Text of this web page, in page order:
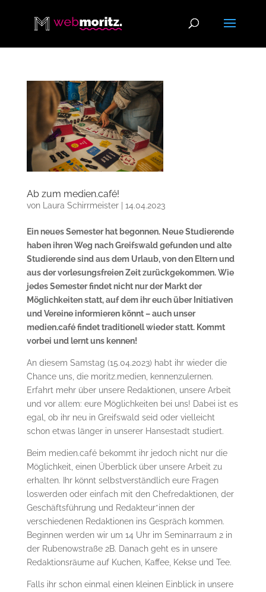
Ab zum medien.café!
von Laura Schirrmeister| 14.04.2023
Ein neues Semester hat begonnen. Neue Studierende
haben ihren Weg nach Greifswald gefunden und alte
Studierende sind aus dem Urlaub, von den Eltern und
aus der vorlesungsfreien Zeit zurückgekommen. Wie
jedes Semester findet nicht nur der Markt der
Möglichkeiten statt, auf dem ihr euch über Initiativen
und Vereine informieren könnt – auch unser
medien.café findet traditionell wieder statt. Kommt
vorbei und lernt uns kennen!
An diesem Samstag (15.04.2023) habt ihr wieder die
Chance uns, die moritz.medien, kennenzulernen.
Erfahrt mehr über unsere Redaktionen, unsere Arbeit
und vor allem: eure Möglichkeiten bei uns! Dabei ist es
egal, ob ihr neu in Greifswald seid oder vielleicht
schon etwas länger in unserer Hansestadt studiert.
Beim medien.café bekommt ihr jedoch nicht nur die
Möglichkeit, einen Überblick über unsere Arbeit zu
erhalten. Ihr könnt selbstverständlich eure Fragen
loswerden oder einfach mit den Chefredaktionen, der
Geschäftsführung und Redakteur*innen der
verschiedenen Redaktionen ins Gespräch kommen.
Beginnen werden wir um 14 Uhr im Seminarraum 2 in
der Rubenowstraße 2B. Danach geht es in unsere
Redaktionsräume auf Kuchen, Kaffee, Kekse und Tee.
Falls ihr schon einmal einen kleinen Einblick in unsere